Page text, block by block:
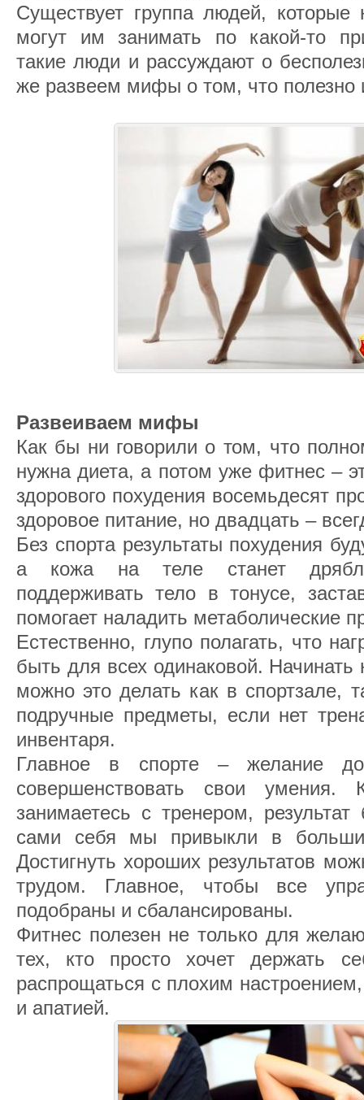
Существует группа людей,
могут им занимать по какой-то
такие люди и рассуждают о
же развеем мифы о том, что полезно
Развеиваем мифы
Как бы ни говорили о том, что
нужна диета, а потом уже фитнес –
здорового похудения восемьдесят
здоровое питание, но двадцать –
Без спорта результаты похудения
а кожа на теле станет
поддерживать тело в тонусе,
помогает наладить метаболические
Естественно, глупо полагать, что
быть для всех одинаковой.
можно это делать как в спортзале,
подручные предметы, если нет
инвентаря.
Главное в спорте – желание
совершенствовать свои
занимаетесь с тренером,
сами себя мы привыкли в
Достигнуть хороших результатов
трудом. Главное, чтобы все
подобраны и сбалансированы.
Фитнес полезен не только для
тех, кто просто хочет держать
распрощаться с плохим
и апатией.